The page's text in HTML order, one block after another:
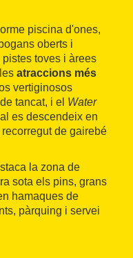
piscina d'ones,
oberts i
toves i àrees
atraccions més
vertiginosos
tancat, i el Water
es descendeix en
de gairebé
la zona de
sota els pins, grans
hamaques de
pàrquing i servei